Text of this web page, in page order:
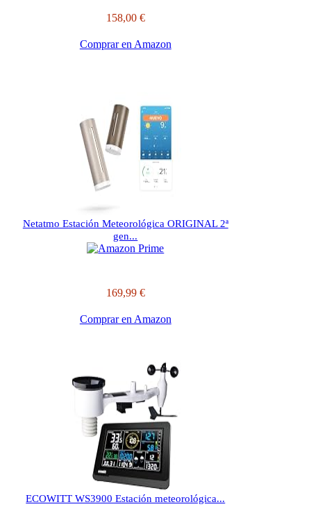
158,00 €
Comprar en Amazon
Netatmo Estación Meteorológica ORIGINAL 2ª
gen...
169,99 €
Comprar en Amazon
ECOWITT WS3900 Estación meteorológica...